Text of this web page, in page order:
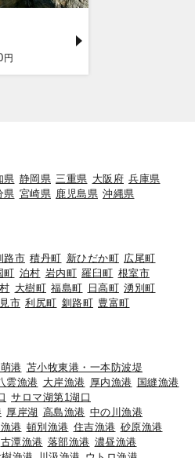
円
県 静岡県 三重県 大阪府 兵庫県
県 宮崎県 鹿児島県 沖縄県
路市 積丹町 新ひだか町 広尾町
町 泊村 岩内町 羅臼町 根室市
大樹町 福島町 日高町 湧別町
市 利尻町 釧路町 豊富町
港 苫小牧東港・一本防波堤
雲漁港 大岸漁港 厚内漁港 国縫漁港
サロマ湖第1湖口
厚岸湖 高島漁港 中の川漁港
港 頓別漁港 住吉漁港 砂原漁港
古潭漁港 落部漁港 濃昼漁港